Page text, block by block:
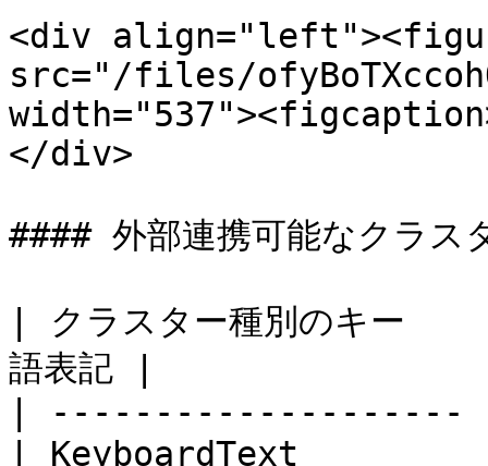
<div
src="/files/
</div>
#### 外部連携可能なクラス
| クラスター種別のキー
語表記 |
|
| KeyboardText         |